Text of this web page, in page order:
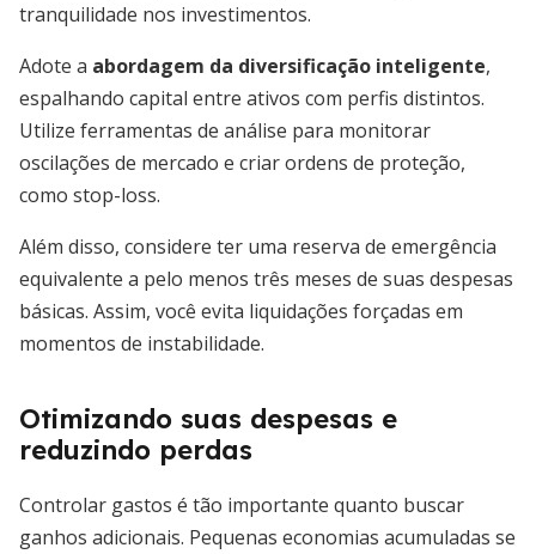
tranquilidade nos investimentos.
Adote a abordagem da diversificação inteligente,
espalhando capital entre ativos com perfis distintos.
Utilize ferramentas de análise para monitorar
oscilações de mercado e criar ordens de proteção,
como stop-loss.
Além disso, considere ter uma reserva de emergência
equivalente a pelo menos três meses de suas despesas
básicas. Assim, você evita liquidações forçadas em
momentos de instabilidade.
Otimizando suas despesas e
reduzindo perdas
Controlar gastos é tão importante quanto buscar
ganhos adicionais. Pequenas economias acumuladas se